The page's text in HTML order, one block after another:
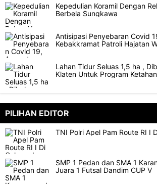
Kepedulian Koramil Dengan
Berbela Sungkawa
Antisipasi Penyebaran Covid
Kebakkramat Patroli Hajatan
Lahan Tidur Seluas 1,5 ha ,
Klaten Untuk Program
PILIHAN EDITOR
TNI Polri Apel Pam Route RI I
SMP 1 Pedan dan SMA 1
Juara 1 Futsal Dandim CUP V